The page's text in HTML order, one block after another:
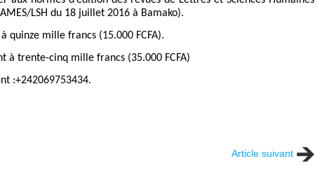
LSH du 18 juillet 2016 à Bamako).
quinze mille francs (15.000 FCFA).
à trente-cinq mille francs (35.000 FCFA)
:+242069753434.
Article suivant